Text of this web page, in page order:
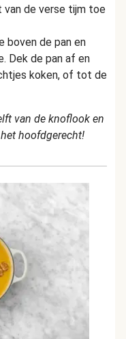
de verse tijm toe
boven de pan en
Dek de pan af en
koken, of tot de
van de knoflook en
hoofdgerecht!